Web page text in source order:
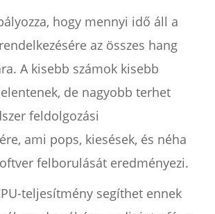
hogy mennyi idő áll a
az összes hang
A kisebb számok kisebb
de nagyobb terhet
feldolgozási
ami pops, kiesések, és néha
felborulását eredményezi.
teljesítmény segíthet ennek